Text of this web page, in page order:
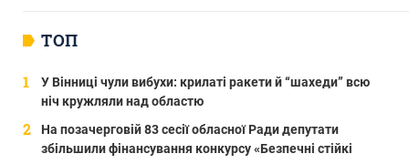
ТОП
У Вінниці чули вибухи: крилаті ракети й “шахеди” всю
ніч кружляли над областю
На позачерговій 83 сесії обласної Ради депутати
збільшили фінансування конкурсу «Безпечні стійкі